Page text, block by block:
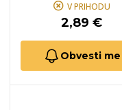
V PRIHODU
2,89 €
Obvesti me